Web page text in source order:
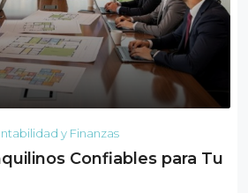
y Finanzas
Confiables para Tu